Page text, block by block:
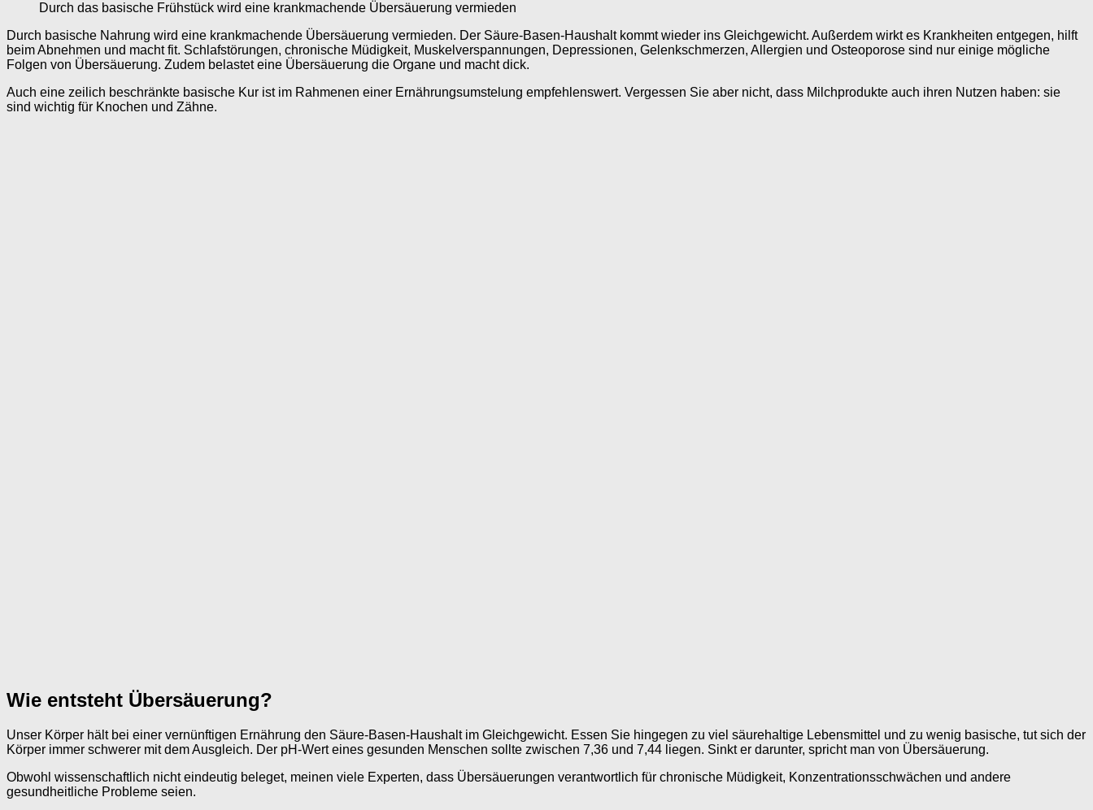
Durch das basische Frühstück wird eine krankmachende Übersäuerung vermieden
Durch basische Nahrung wird eine krankmachende Übersäuerung vermieden. Der Säure-Basen-Haushalt kommt wieder ins Gleichgewicht. Außerdem wirkt es Krankheiten entgegen, hilft
beim Abnehmen und macht fit. Schlafstörungen, chronische Müdigkeit, Muskelverspannungen, Depressionen, Gelenkschmerzen, Allergien und Osteoporose sind nur einige mögliche
Folgen von Übersäuerung. Zudem belastet eine Übersäuerung die Organe und macht dick.
Auch eine zeilich beschränkte basische Kur ist im Rahmenen einer Ernährungsumstelung empfehlenswert. Vergessen Sie aber nicht, dass Milchprodukte auch ihren Nutzen haben: sie
sind wichtig für Knochen und Zähne.
Wie entsteht Übersäuerung?
Unser Körper hält bei einer vernünftigen Ernährung den Säure-Basen-Haushalt im Gleichgewicht. Essen Sie hingegen zu viel säurehaltige Lebensmittel und zu wenig basische, tut sich der
Körper immer schwerer mit dem Ausgleich. Der pH-Wert eines gesunden Menschen sollte zwischen 7,36 und 7,44 liegen. Sinkt er darunter, spricht man von Übersäuerung.
Obwohl wissenschaftlich nicht eindeutig beleget, meinen viele Experten, dass Übersäuerungen verantwortlich für chronische Müdigkeit, Konzentrationsschwächen und andere
gesundheitliche Probleme seien.